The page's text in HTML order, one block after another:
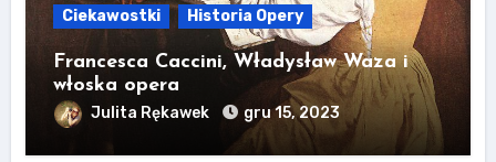
Ciekawostki Historia Opery
Francesca Caccini, Władysław Waza i
włoska opera
Julita Rękawek gru 15, 2023